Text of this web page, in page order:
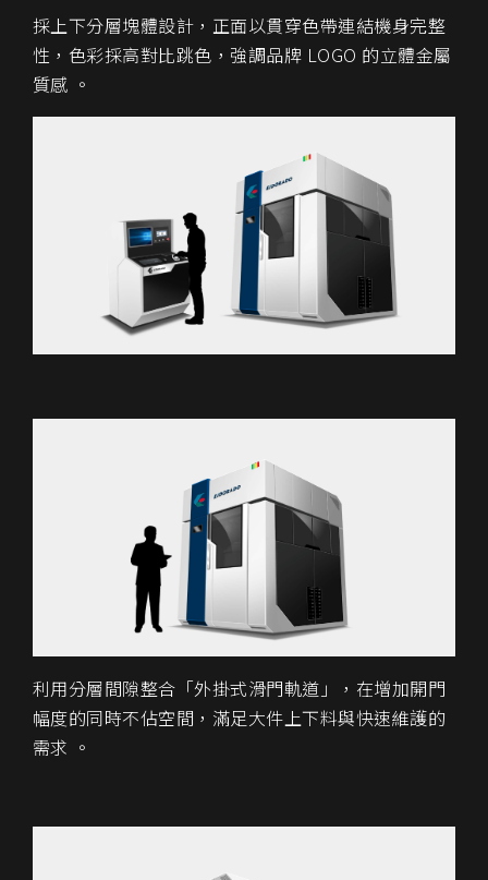
採上下分層塊體設計，正面以貫穿色帶連結機身完整
性，色彩採高對比跳色，強調品牌 LOGO 的立體金屬
質感 。
利用分層間隙整合「外掛式滑門軌道」，在增加開門
幅度的同時不佔空間，滿足大件上下料與快速維護的
需求 。